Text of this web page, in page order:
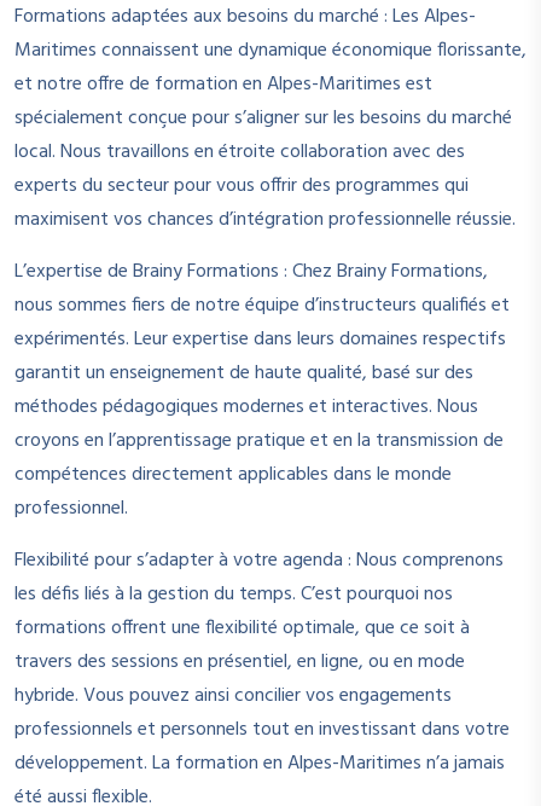
Formations adaptées aux besoins du marché : Les Alpes-
Maritimes connaissent une dynamique économique florissante,
et notre offre de formation en Alpes-Maritimes est
spécialement conçue pour s’aligner sur les besoins du marché
local. Nous travaillons en étroite collaboration avec des
experts du secteur pour vous offrir des programmes qui
maximisent vos chances d’intégration professionnelle réussie.
L’expertise de Brainy Formations : Chez Brainy Formations,
nous sommes fiers de notre équipe d’instructeurs qualifiés et
expérimentés. Leur expertise dans leurs domaines respectifs
garantit un enseignement de haute qualité, basé sur des
méthodes pédagogiques modernes et interactives. Nous
croyons en l’apprentissage pratique et en la transmission de
compétences directement applicables dans le monde
professionnel.
Flexibilité pour s’adapter à votre agenda : Nous comprenons
les défis liés à la gestion du temps. C’est pourquoi nos
formations offrent une flexibilité optimale, que ce soit à
travers des sessions en présentiel, en ligne, ou en mode
hybride. Vous pouvez ainsi concilier vos engagements
professionnels et personnels tout en investissant dans votre
développement. La formation en Alpes-Maritimes n’a jamais
été aussi flexible.